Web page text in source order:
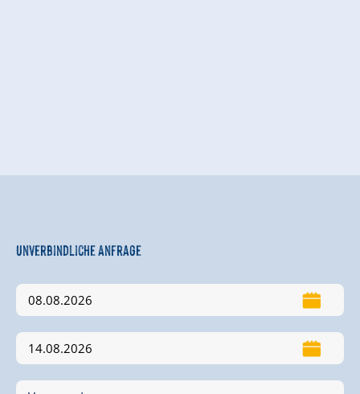
Unverbindliche Anfrage